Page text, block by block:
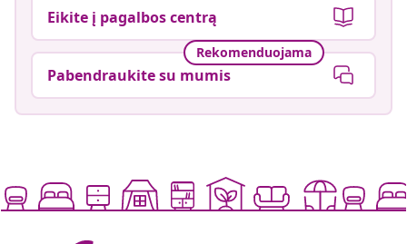
Eikite į pagalbos centrą
Rekomenduojama
Pabendraukite su mumis